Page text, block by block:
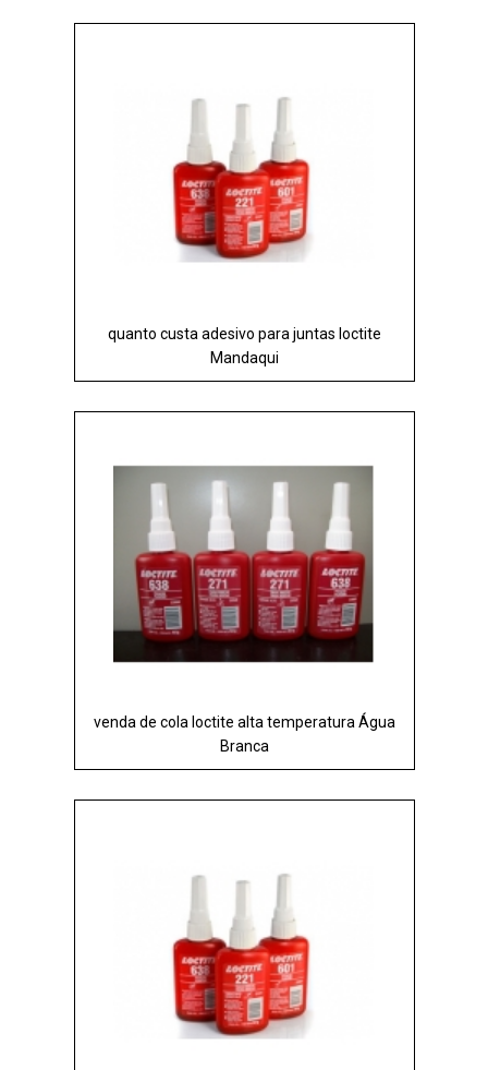
quanto custa adesivo para juntas loctite
Mandaqui
venda de cola loctite alta temperatura Água
Branca